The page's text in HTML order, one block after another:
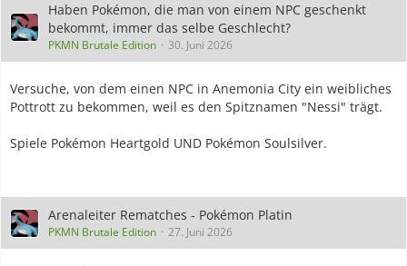
Haben Pokémon, die man von einem NPC geschenkt
bekommt, immer das selbe Geschlecht?
PKMN Brutale Edition 30. Juni 2026
Versuche, von dem einen NPC in Anemonia City ein weibliches
Pottrott zu bekommen, weil es den Spitznamen "Nessi" trägt.
Spiele Pokémon Heartgold UND Pokémon Soulsilver.
Arenaleiter Rematches - Pokémon Platin
PKMN Brutale Edition 27. Juni 2026